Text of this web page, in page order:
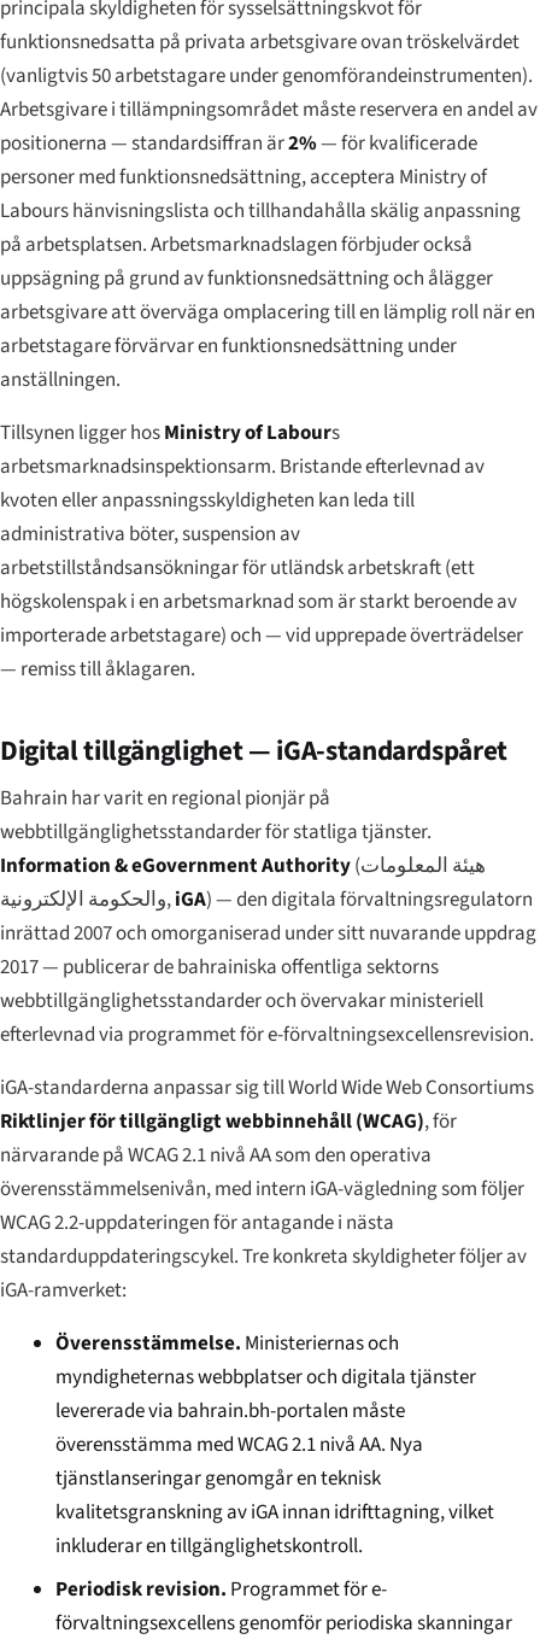
principala skyldigheten för sysselsättningskvot för
funktionsnedsatta på privata arbetsgivare ovan tröskelvärdet
(vanligtvis 50 arbetstagare under genomförandeinstrumenten).
Arbetsgivare i tillämpningsområdet måste reservera en andel av
positionerna — standardsiffran är2%— för kvalificerade
personer med funktionsnedsättning, acceptera Ministry of
Labours hänvisningslista och tillhandahålla skälig anpassning
på arbetsplatsen. Arbetsmarknadslagen förbjuder också
uppsägning på grund av funktionsnedsättning och ålägger
arbetsgivare att överväga omplacering till en lämplig roll när en
arbetstagare förvärvar en funktionsnedsättning under
anställningen.
Tillsynen ligger hosMinistry of Labours
arbetsmarknadsinspektionsarm. Bristande efterlevnad av
kvoten eller anpassningsskyldigheten kan leda till
administrativa böter, suspension av
arbets­tillståndsansökningar för utländsk arbetskraft (ett
högskolenspak i en arbetsmarknad som är starkt beroende av
importerade arbetstagare) och — vid upprepade överträdelser
— remiss till åklagaren.
Digital tillgänglighet — iGA-standardspåret
Bahrain har varit en regional pionjär på
webbtillgänglighetsstandarder för statliga tjänster.
Information & eGovernment Authority(هيئة المعلومات
والحكومة الإلكترونية,iGA) — den digitala förvaltningsregulatorn
inrättad 2007 och omorganiserad under sitt nuvarande uppdrag
2017 — publicerar de bahrainiska offentliga sektorns
webbtillgänglighetsstandarder och övervakar ministeriell
efterlevnad via programmet för e-förvaltningsexcellensrevision.
iGA-standarderna anpassar sig till World Wide Web Consortiums
Riktlinjer för tillgängligt webbinnehåll (WCAG), för
närvarande på WCAG 2.1 nivå AA som den operativa
överensstämmelsenivån, med intern iGA-vägledning som följer
WCAG 2.2-uppdateringen för antagande i nästa
standarduppdateringscykel. Tre konkreta skyldigheter följer av
iGA-ramverket:
Överensstämmelse. Ministeriernas och
myndigheternas webbplatser och digitala tjänster
levererade via bahrain.bh-portalen måste
överensstämma med WCAG 2.1 nivå AA. Nya
tjänstlanseringar genomgår en teknisk
kvalitetsgranskning av iGA innan idrifttagning, vilket
inkluderar en tillgänglighetskontroll.
Periodisk revision. Programmet för e-
förvaltningsexcellens genomför periodiska skanningar